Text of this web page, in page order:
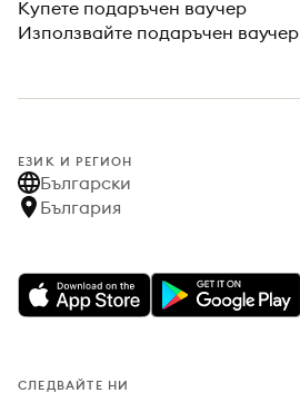
Купете подаръчен ваучер
Използвайте подаръчен ваучер
ЕЗИК И РЕГИОН
Български
България
СЛЕДВАЙТЕ НИ